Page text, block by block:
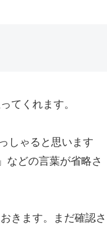
てくれます。
しゃると思います
などの言葉が省略さ
きます。まだ確認さ